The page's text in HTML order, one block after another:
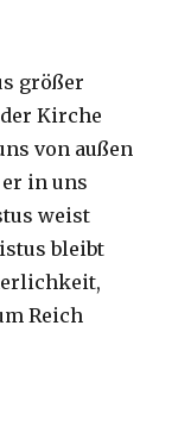
größer
Kirche
von außen
in uns
weist
bleibt
Reich